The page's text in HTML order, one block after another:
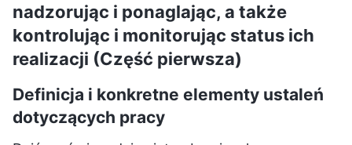
nadzorując i ponaglając, a także
kontrolując i monitorując status ich
realizacji (Część pierwsza)
Definicja i konkretne elementy ustaleń
dotyczących pracy